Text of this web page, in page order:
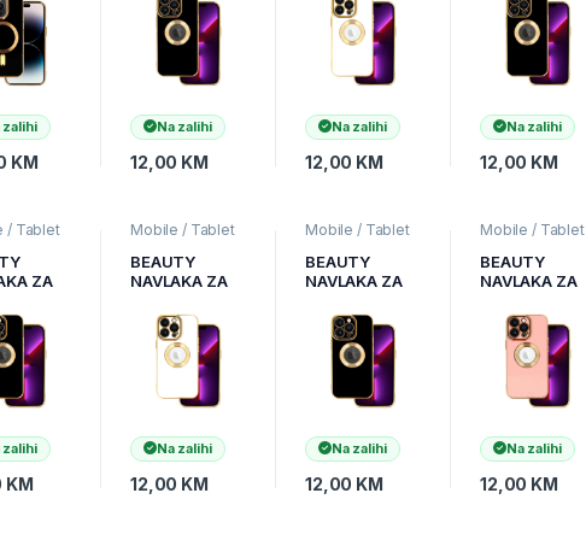
zalihi
KM
Na zalihi
12,00 KM
Na zalihi
12,00 KM
Na zalihi
12,00 KM
/ Tablet
,Zaštitne
coveri
ZA
zalihi
KM
Mobile / Tablet
Uređaji,Zaštitne
maske i coveri
BEAUTY
NAVLAKA ZA
PRO MAX
BIJELA
Na zalihi
12,00 KM
Mobile / Tablet
Uređaji,Zaštitne
maske i coveri
BEAUTY
NAVLAKA ZA
PRO MAX
CRNA
Na zalihi
12,00 KM
Mobile / Tablet
Uređaji,Zaštitne
maske i coveri
BEAUTY
NAVLAKA ZA
PRO ROZE
Na zalihi
12,00 KM